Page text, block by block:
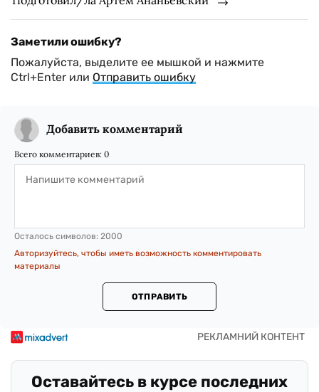
Заметили ошибку?
Пожалуйста, выделите ее мышкой и нажмите
Ctrl+Enter или Отправить ошибку
Добавить комментарий
Всего комментариев: 0
Осталось символов: 2000
Авторизуйтесь, чтобы иметь возможность комментировать
материалы
ОТПРАВИТЬ
Оставайтесь в курсе последних